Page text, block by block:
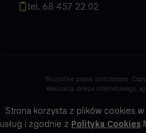
tel. 68 457 22 02
Wszystkie prawa zastrzeżone.
Realizacja sklepu internetowego:
Strona korzysta z plików cookies
usług i zgodnie z Polityka Cookies